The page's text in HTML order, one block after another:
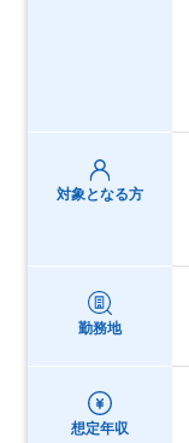
対象となる方
勤務地
想定年収